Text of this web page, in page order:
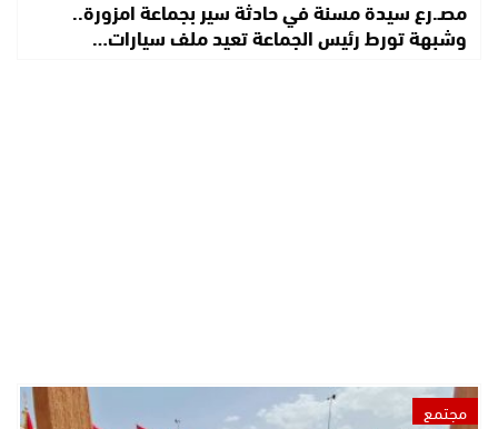
مصـ.رع سيدة مسنة في حادثة سير بجماعة امزورة..
وشبهة تورط رئيس الجماعة تعيد ملف سيارات…
مجتمع